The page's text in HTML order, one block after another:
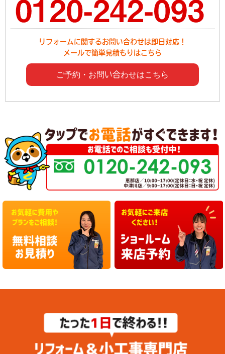
リフォームに関するお問い合わせは即日対応！
メールで簡単見積もりはこちら
ご予約・お問い合わせはこちら